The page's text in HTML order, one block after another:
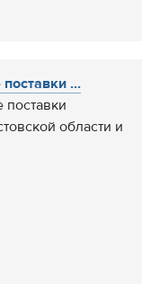
...
области и